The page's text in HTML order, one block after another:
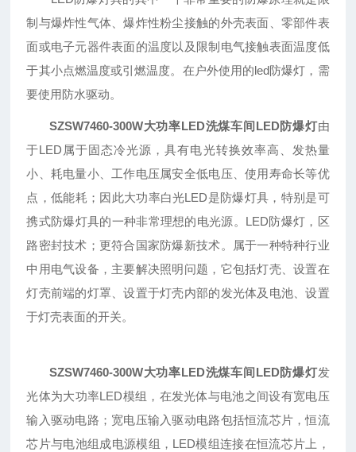
制与爆炸性气体、爆炸性粉尘接触的外壳表面、零部件表
面或电子元器件表面的温度以及限制电气接触表面温度低
于其小点燃温度或引燃温度。在户外使用的led防爆灯，需
要使用防水驱动。
SZSW7460-300W大功率LED洗煤车间LED防爆灯由
于LED属于固态冷光源，具有电光转换效率高、发热量
小、耗电量小、工作电压属安全低电压、使用寿命长等优
点，低能耗；因此大功率白光LED是防爆灯具，特别是可
携式防爆灯具的一种非常理想的电光源。LED防爆灯，区
路密封技术；更符合国家防爆新技术。属于一种特种行业
中用电气设备，主要解决照明问题，它包括灯壳、设置在
灯壳前端的灯罩、设置于灯壳内部的发光体及电池、设置
于灯壳表面的开关。
SZSW7460-300W大功率LED洗煤车间LED防爆灯发
光体为大功率LED模组，在发光体与电池之间设有宽电压
输入驱动电路；宽电压输入驱动电路包括恒流芯片，恒流
芯片与电池组成电源模组，LED模组连接在恒流芯片上，